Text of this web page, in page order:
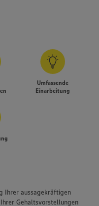
Umfassende
Einarbeitung
Ihrer aussagekräftigen
Gehaltsvorstellungen